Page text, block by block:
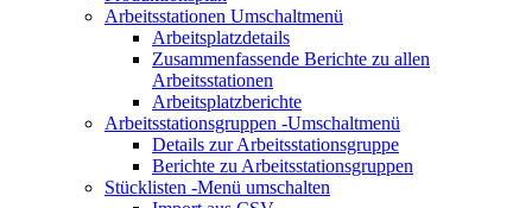
Arbeitsstationen Umschaltmenü
Arbeitsplatzdetails
Zusammenfassende Berichte zu allen
Arbeitsstationen
Arbeitsplatzberichte
Arbeitsstationsgruppen -Umschaltmenü
Details zur Arbeitsstationsgruppe
Berichte zu Arbeitsstationsgruppen
Stücklisten -Menü umschalten